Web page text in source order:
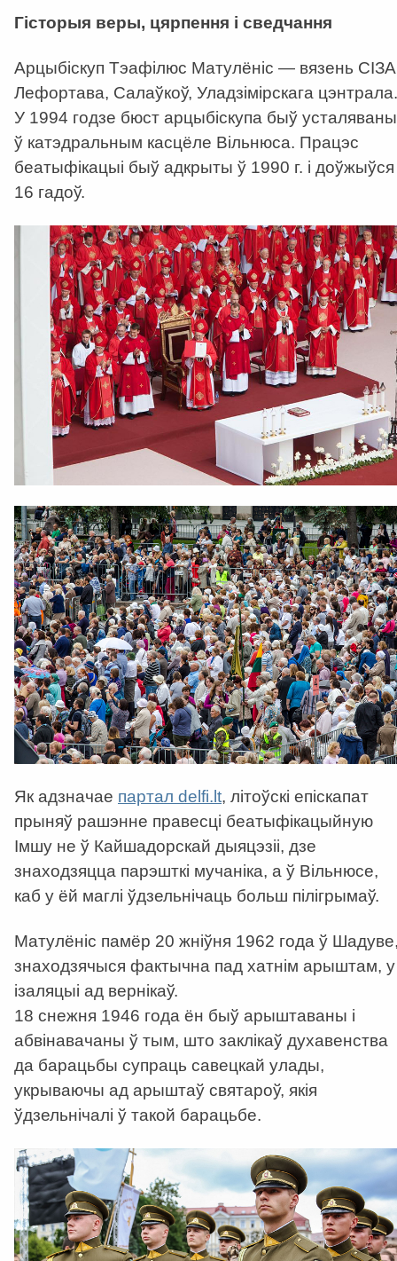
Гісторыя веры, цярпення і сведчання
Арцыбіскуп Тэафілюс Матулёніс — вязень СІЗА
Лефортава, Салаўкоў, Уладзімірскага цэнтрала.
У 1994 годзе бюст арцыбіскупа быў усталяваны
ў катэдральным касцёле Вільнюса. Працэс
беатыфікацыі быў адкрыты ў 1990 г. і доўжыўся
16 гадоў.
Як адзначае партал delfi.lt, літоўскі епіскапат
прыняў рашэнне правесці беатыфікацыйную
Імшу не ў Кайшадорскай дыяцэзіі, дзе
знаходзяцца парэшткі мучаніка, а ў Вільнюсе,
каб у ёй маглі ўдзельнічаць больш пілігрымаў.
Матулёніс памёр 20 жніўня 1962 года ў
знаходзячыся фактычна пад хатнім арыштам, у
ізаляцыі ад вернікаў.
18 снежня 1946 года ён быў арыштаваны і
абвінавачаны ў тым, што заклікаў духавенства
да барацьбы супраць савецкай улады,
укрываючы ад арыштаў святароў, якія
ўдзельнічалі ў такой барацьбе.